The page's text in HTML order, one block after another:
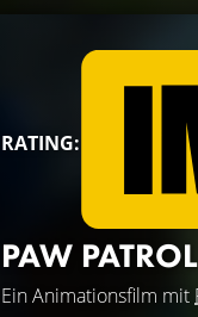
RATING:
PAW
Ein Animationsfilm mit